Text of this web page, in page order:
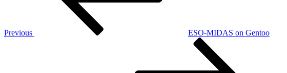
Previous
ESO-MIDAS on Gentoo